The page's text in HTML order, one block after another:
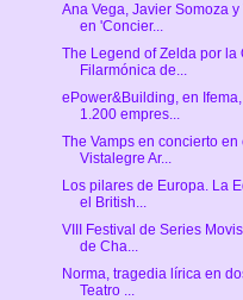
Ana Vega, Javier Somoza
en 'Concier...
The Legend of Zelda por la
Filarmónica de...
ePower&Building, en
1.200 empres...
The Vamps en concierto
Vistalegre Ar...
Los pilares de Europa. La
el British...
VIII Festival de Series
de Cha...
Norma, tragedia lírica en
Teatro ...